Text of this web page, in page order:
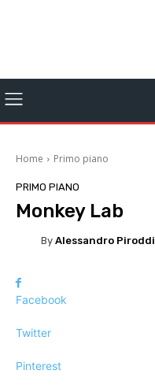
Home Primo piano
PRIMO PIANO
Monkey Lab
By Alessandro Piroddi
Facebook
Twitter
Pinterest